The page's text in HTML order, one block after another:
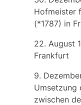
Hofmeister
(*1787) in
22. August
Frankfurt
9.
Umsetzung
zwischen